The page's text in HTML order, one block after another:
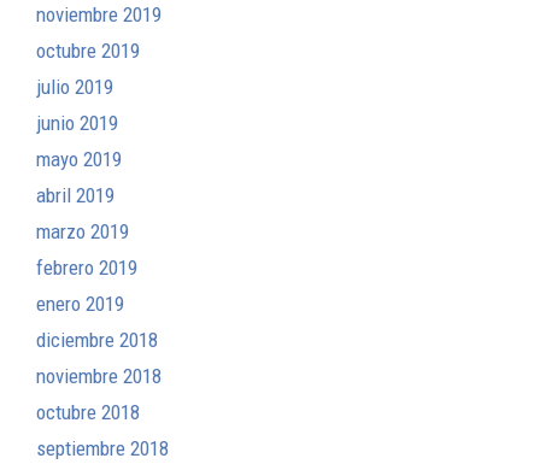
noviembre 2019
octubre 2019
julio 2019
junio 2019
mayo 2019
abril 2019
marzo 2019
febrero 2019
enero 2019
diciembre 2018
noviembre 2018
octubre 2018
septiembre 2018